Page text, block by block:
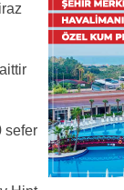
sefer